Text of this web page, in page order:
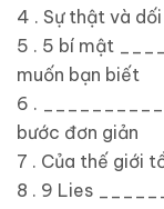
4 . Sự thật và
5 . 5 bí mật
muốn bạn biết
6 . __________
bước đơn giản
7 . Của thế giới
8 . 9 Lies